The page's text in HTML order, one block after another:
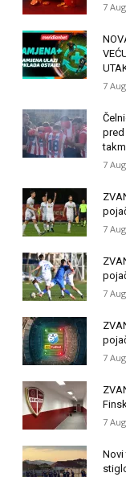
7
7
pred
7
7
7
7
7
Novi